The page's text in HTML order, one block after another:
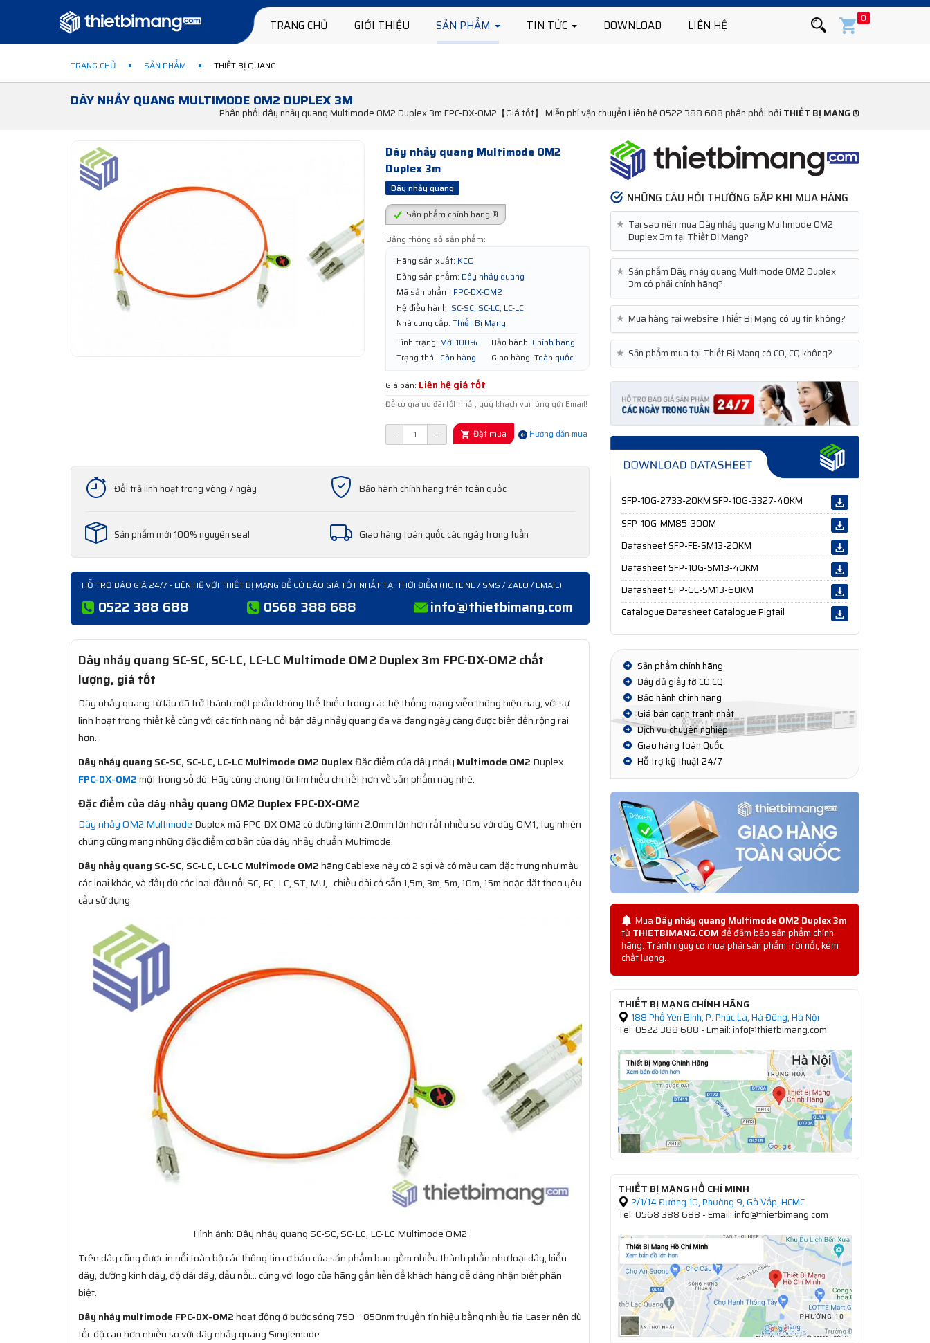
TRANG CHỦ GIỚI THIỆU SẢN PHẨM TIN TỨC DOWNLOAD LIÊN HỆ 0
TRANG CHỦ SẢN PHẨM THIẾT BỊ QUANG
DÂY NHẢY QUANG MULTIMODE OM2 DUPLEX 3M
Phân phối dây nhảy quang Multimode OM2 Duplex 3m FPC-DX-OM2【Giá tốt】 Miễn phí vận chuyển Liên hệ 0522 388 688 phân phối bởi THIẾT BỊ MẠNG ®
Dây nhảy quang Multimode OM2
Duplex 3m
Dây nhảy quang
Sản phẩm chính hãng ®
Bảng thông số sản phẩm:
Hãng sản xuất: KCO
Dòng sản phẩm: Dây nhảy quang
Mã sản phẩm: FPC-DX-OM2
Hệ điều hành: SC-SC, SC-LC, LC-LC
Nhà cung cấp: Thiết Bị Mạng
Tình trạng: Mới 100% Bảo hành: Chính hãng
Trạng thái: Còn hàng Giao hàng: Toàn quốc
Giá bán: Liên hệ giá tốt
Để có giá ưu đãi tốt nhất, quý khách vui lòng gửi Email!
- + Đặt mua Hướng dẫn mua
Đổi trả linh hoạt trong vòng 7 ngày Bảo hành chính hãng trên toàn quốc
Sản phẩm mới 100% nguyên seal Giao hàng toàn quốc các ngày trong tuần
HỖ TRỢ BÁO GIÁ 24/7 - LIÊN HỆ VỚI THIẾT BỊ MẠNG ĐỂ CÓ BÁO GIÁ TỐT NHẤT TẠI THỜI ĐIỂM (HOTLINE / SMS / ZALO / EMAIL)
0522 388 688 0568 388 688 info@thietbimang.com
Dây nhảy quang SC-SC, SC-LC, LC-LC Multimode OM2 Duplex 3m FPC-DX-OM2 chất
lượng, giá tốt
Dây nhảy quang từ lâu đã trở thành một phần không thể thiếu trong các hệ thống mạng viễn thông hiện nay, với sự
linh hoạt trong thiết kế cùng với các tính năng nổi bật dây nhảy quang đã và đang ngày càng được biết đến rộng rãi
hơn.
Dây nhảy quang SC-SC, SC-LC, LC-LC Multimode OM2 DuplexĐặc điểm của dây nhảy Multimode OM2 Duplex
FPC-DX-OM2một trong số đó. Hãy cùng chúng tôi tìm hiểu chi tiết hơn về sản phẩm này nhé.
Đặc điểm của dây nhảy quang OM2 Duplex FPC-DX-OM2
Dây nhảy OM2 Multimode Duplex mã FPC-DX-OM2 có đường kính 2.0mm lớn hơn rất nhiều so với dây OM1, tuy nhiên
chúng cũng mang những đặc điểm cơ bản của dây nhảy chuẩn Multimode.
Dây nhảy quang SC-SC, SC-LC, LC-LC Multimode OM2hãng Cablexe này có 2 sợi và có màu cam đặc trưng như màu
các loại khác, và đầy đủ các loại đầu nối SC, FC, LC, ST, MU,…chiều dài có sẵn 1,5m, 3m, 5m, 10m, 15m hoặc đặt theo yêu
cầu sử dụng.
Hình ảnh: Dây nhảy quang SC-SC, SC-LC, LC-LC Multimode OM2
Trên dây cũng được in nổi toàn bộ các thông tin cơ bản của sản phẩm bao gồm nhiều thành phần như loại dây, kiểu
dây, đường kính dây, độ dài dây, đầu nối… cùng với logo của hãng gắn liền để khách hàng dễ dàng nhận biết phân
biệt.
Dây nhảy multimode FPC-DX-OM2hoạt động ở bước sóng 750 – 850nm truyền tín hiệu bằng nhiều tia Laser nên dù
tốc độ cao hơn nhiều so với dây nhảy quang Singlemode.
NHỮNG CÂU HỎI THƯỜNG GẶP KHI MUA HÀNG
★ Tại sao nên mua Dây nhảy quang Multimode OM2
Duplex 3m tại Thiết Bị Mạng?
★ Sản phẩm Dây nhảy quang Multimode OM2 Duplex
3m có phải chính hãng?
★ Mua hàng tại website Thiết Bị Mạng có uy tín không?
★ Sản phẩm mua tại Thiết Bị Mạng có CO, CQ không?
SFP-10G-2733-20KM SFP-10G-3327-40KM
SFP-10G-MM85-300M
Datasheet SFP-FE-SM13-20KM
Datasheet SFP-10G-SM13-40KM
Datasheet SFP-GE-SM13-60KM
Catalogue Datasheet Catalogue Pigtail
Sản phẩm chính hãng
Đầy đủ giấy tờ CO,CQ
Bảo hành chính hãng
Giá bán cạnh tranh nhất
Dịch vụ chuyên nghiệp
Giao hàng toàn Quốc
Hỗ trợ kỹ thuật 24/7
Mua Dây nhảy quang Multimode OM2 Duplex 3m
từTHIETBIMANG.COMđể đảm bảo sản phẩm chính
hãng. Tránh nguy cơ mua phải sản phẩm trôi nổi, kém
chất lượng.
THIẾT BỊ MẠNG CHÍNH HÃNG
188 Phố Yên Bình, P. Phúc La, Hà Đông, Hà Nội
Tel: 0522 388 688 - Email: info@thietbimang.com
THIẾT BỊ MẠNG HỒ CHÍ MINH
2/1/14 Đường 10, Phường 9, Gò Vấp, HCMC
Tel: 0568 388 688 - Email: info@thietbimang.com